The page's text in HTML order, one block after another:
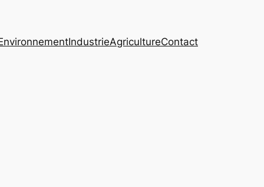
IndustrieAgricultureContact